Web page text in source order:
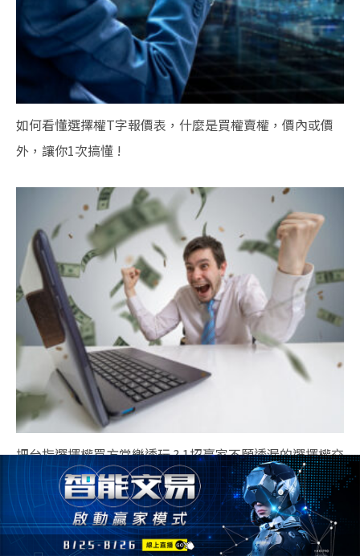
如何看懂選擇權T字報價表，什麼是買權賣權，價內或價
外，讓你1次搞懂 !
把台指選擇權買方當樂透玩 ? 1招贏家不願透漏的選擇權交
易密技 !